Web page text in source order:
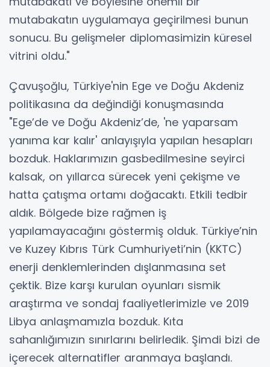
mutabakatın uygulamaya geçirilmesi bunun
sonucu. Bu gelişmeler diplomasimizin küresel
vitrini oldu."
Çavuşoğlu, Türkiye'nin Ege ve Doğu Akdeniz
politikasına da değindiği konuşmasında
"Ege’de ve Doğu Akdeniz’de, 'ne yaparsam
yanıma kar kalır' anlayışıyla yapılan hesapları
bozduk. Haklarımızın gasbedilmesine seyirci
kalsak, on yıllarca sürecek yeni çekişme ve
hatta çatışma ortamı doğacaktı. Etkili tedbir
aldık. Bölgede bize rağmen iş
yapılamayacağını göstermiş olduk. Türkiye’nin
ve Kuzey Kıbrıs Türk Cumhuriyeti’nin (KKTC)
enerji denklemlerinden dışlanmasına set
çektik. Bize karşı kurulan oyunları sismik
araştırma ve sondaj faaliyetlerimizle ve 2019
Libya anlaşmamızla bozduk. Kıta
sahanlığımızın sınırlarını belirledik. Şimdi bizi de
içerecek alternatifler aranmaya başlandı.